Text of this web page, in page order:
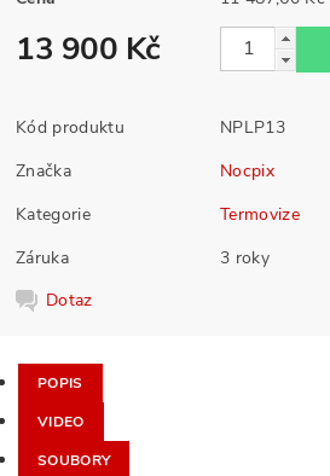
13 900 Kč
Kód produktu
NPLP13
Značka
Nocpix
Kategorie
Termovize
Záruka
3 roky
Dotaz
POPIS
VIDEO
SOUBORY